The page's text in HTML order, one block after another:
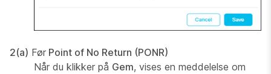
2(a) Før Point of No Return (PONR)
Når du klikker på Gem, vises en meddelelse om